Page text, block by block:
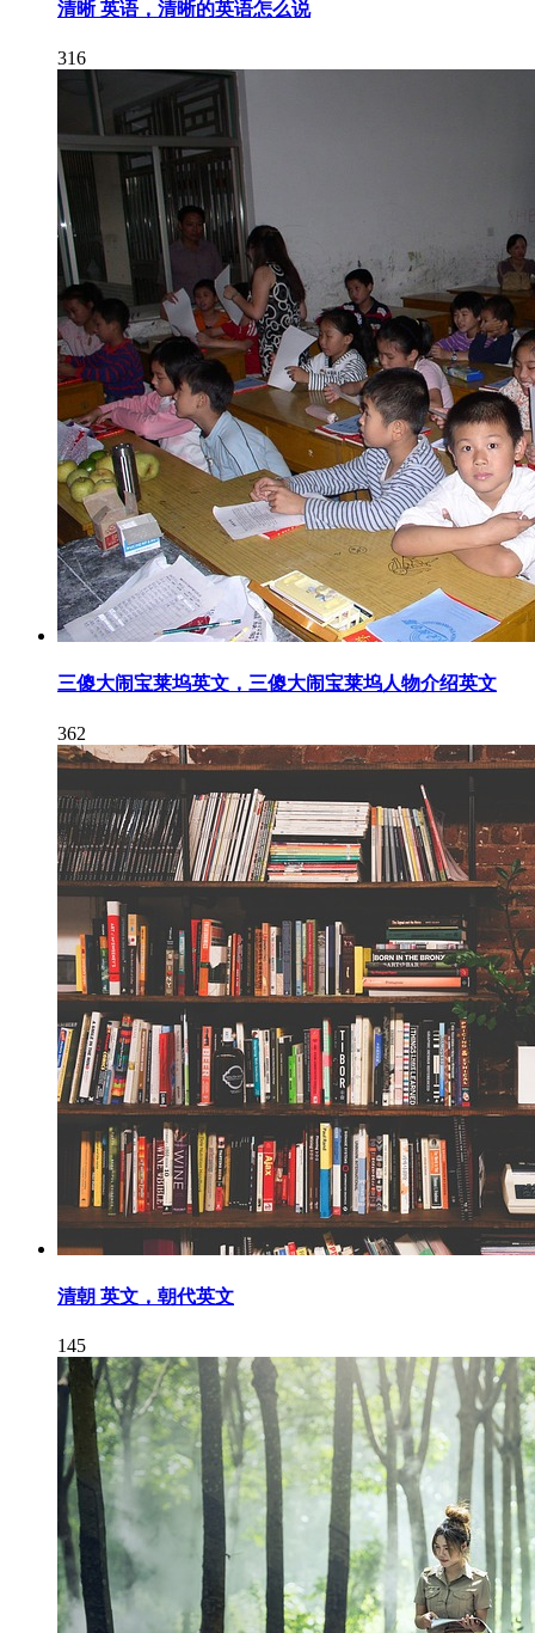
清晰 英语，清晰的英语怎么说
316
三傻大闹宝莱坞英文，三傻大闹宝莱坞人物介绍英文
362
清朝 英文，朝代英文
145